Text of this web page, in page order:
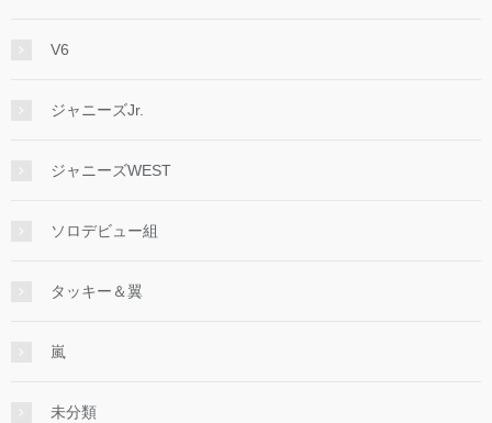
V6
ジャニーズJr.
ジャニーズWEST
ソロデビュー組
タッキー＆翼
嵐
未分類